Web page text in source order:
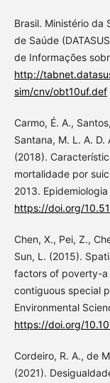
Brasil. Ministério da
de Saúde
de Informações
http://
sim/cnv/obt10uf.def
Carmo, É. A.,
Santana, M. L. A. D.
(2018).
mortalidade por
2013.
https://doi.org/
Chen, X., Pei, Z.,
Sun, L. (2015).
factors of poverty-a
contiguous special
Environmental
https://doi.org/
Cordeiro, R. A., de
(2021).